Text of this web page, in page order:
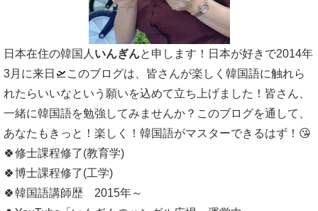
日本在住の韓国人 いんぎんと申します！日本が好きで2014年
3月に来日🛫このブログは、皆さんが楽しく韓国語に触れら
れたらいいなという願いを込めて立ち上げました！皆さん、
一緒に韓国語を勉強してみませんか？このブログを通して、
あなたもきっと！楽しく！韓国語がマスターできるはず！😘
🍀修士課程修了(教育学)
🍀博士課程修了(工学)
🍀韓国語講師歴 2015年～